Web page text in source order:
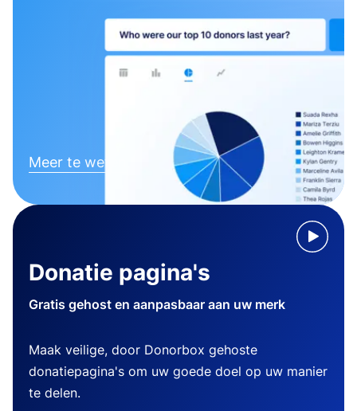
Meer te weten komen
Donatie pagina's
Gratis gehost en aanpasbaar aan uw merk
Maak veilige, door Donorbox gehoste
donatiepagina's om uw goede doel op uw manier
te delen.